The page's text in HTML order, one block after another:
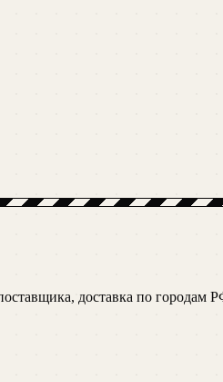
доставка по городам